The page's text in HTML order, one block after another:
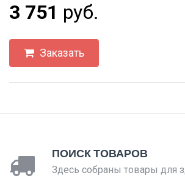
3 751 руб.
Заказать
ПОИСК ТОВАРОВ
Здесь собраны товары для